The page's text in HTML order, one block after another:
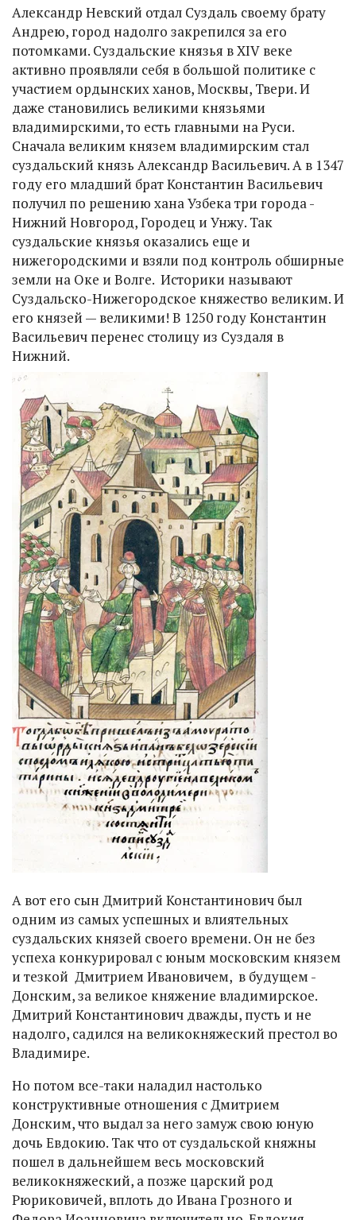
Александр Невский отдал Суздаль своему брату
Андрею, город надолго закрепился за его
потомками. Суздальские князья в XIV веке
активно проявляли себя в большой политике с
участием ордынских ханов, Москвы, Твери. И
даже становились великими князьями
владимирскими, то есть главными на Руси.
Сначала великим князем владимирским стал
суздальский князь Александр Васильевич. А в 1347
году его младший брат Константин Васильевич
получил по решению хана Узбека три города -
Нижний Новгород, Городец и Унжу. Так
суздальские князья оказались еще и
нижегородскими и взяли под контроль обширные
земли на Оке и Волге. Историки называют
Суздальско-Нижегородское княжество великим. И
его князей — великими! В 1250 году Константин
Васильевич перенес столицу из Суздаля в
Нижний.
А вот его сын Дмитрий Константинович был
одним из самых успешных и влиятельных
суздальских князей своего времени. Он не без
успеха конкурировал с юным московским князем
и тезкой Дмитрием Ивановичем, в будущем -
Донским, за великое княжение владимирское.
Дмитрий Константинович дважды, пусть и не
надолго, садился на великокняжеский престол во
Владимире.
Но потом все-таки наладил настолько
конструктивные отношения с Дмитрием
Донским, что выдал за него замуж свою юную
дочь Евдокию. Так что от суздальской княжны
пошел в дальнейшем весь московский
великокняжеский, а позже царский род
Рюриковичей, вплоть до Ивана Грозного и